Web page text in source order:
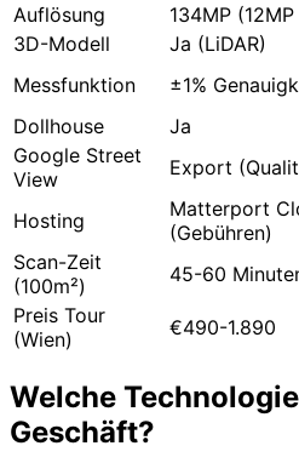
Auflösung
134MP
3D-Modell
Ja (LiDAR)
Messfunktion
±1%
Dollhouse
Ja
Google Street
View
Export
Hosting
Matterport
(Gebühren)
Scan-Zeit
(100m²)
45-60
Preis Tour
(Wien)
€490-1.890
Welche
Geschäft?